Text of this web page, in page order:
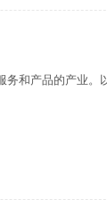
务和产品的产业。